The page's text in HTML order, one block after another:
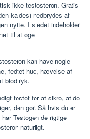
ikke testosteron. Gratis
kaldes) nedbrydes af
nytte. I stedet indeholder
til at øge
kan have nogle
fedtet hud, hævelse af
blodtryk.
testet for at sikre, at de
den gør. Så hvis du er
Testogen de rigtige
naturligt.